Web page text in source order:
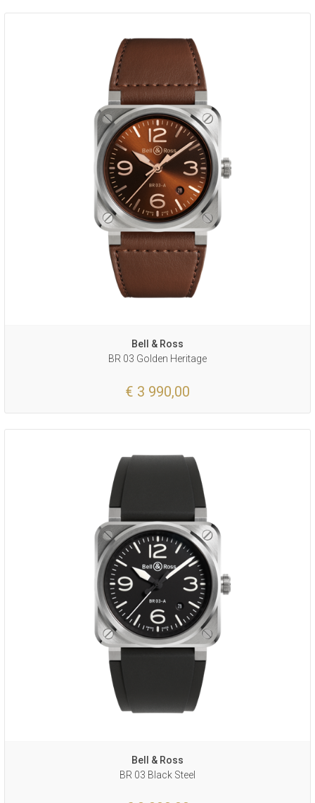
Bell & Ross
BR 03 Golden Heritage
€ 3 990,00
Bell & Ross
BR 03 Black Steel